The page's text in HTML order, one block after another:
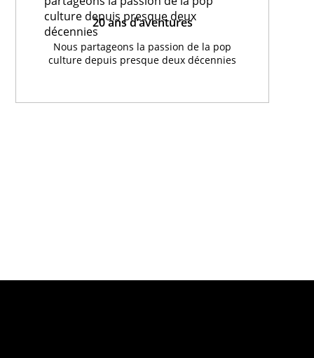
20 ans d’aventures
Nous partageons la passion de la pop
culture depuis presque deux décennies